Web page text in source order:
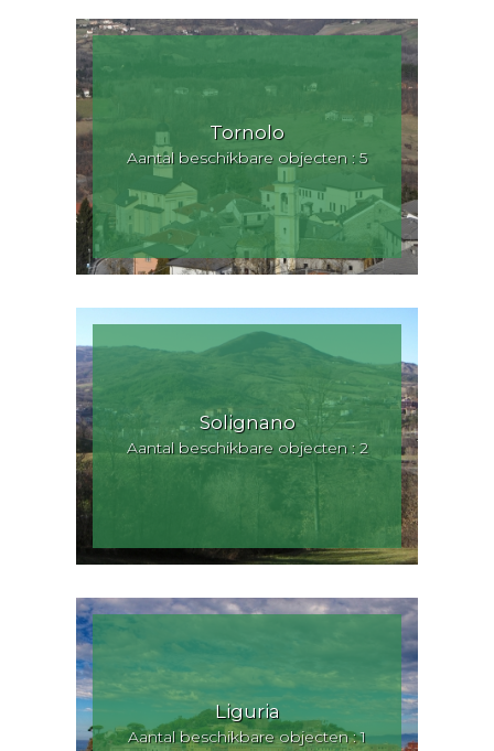
Tornolo
Aantal beschikbare objecten : 5
Solignano
Aantal beschikbare objecten : 2
Liguria
Aantal beschikbare objecten : 1